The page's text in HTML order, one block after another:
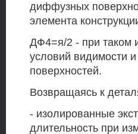
диффузных
элемента
ДФ4=я/2 - при таком
условий видимости
поверхностей.
Возвращаясь к
- изолированные
длительность при